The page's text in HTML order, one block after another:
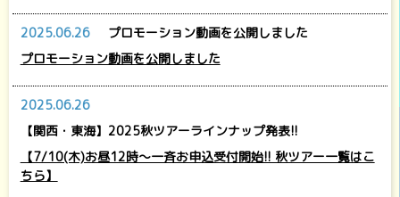
2025.06.26
プロモーション動画を公開しました
プロモーション動画を公開しました
2025.06.26
【関西・東海】2025秋ツアーラインナップ発表!!
【7/10(木)お昼12時～一斉お申込受付開始!! 秋ツアー一覧はこ
ちら】